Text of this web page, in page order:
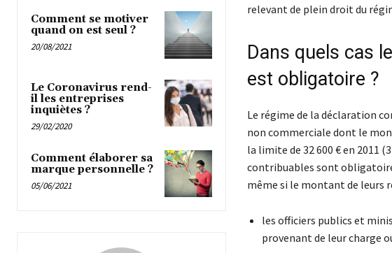
Comment se motiver
quand on est seul ?
20/08/2021
Le Coronavirus rend-
il les entreprises
inquiètes ?
29/02/2020
Comment élaborer sa
marque personnelle ?
05/06/2021
relevant de plein droit du
Dans quels cas
est obligatoire ?
Le régime de la déclaration
non commerciale dont le
la limite de 32 600 € en 2011
contribuables sont
même si le montant de leurs
les officiers publics et
provenant de leur charge